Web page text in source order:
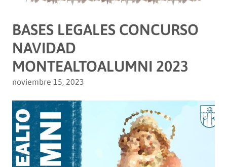
BASES LEGALES CONCURSO
NAVIDAD
MONTEALTOALUMNI 2023
noviembre 15, 2023